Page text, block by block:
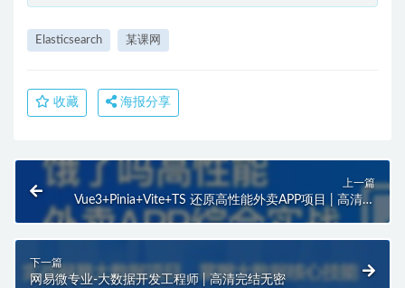
Elasticsearch 某课网
收藏 海报分享
上一篇
Vue3+Pinia+Vite+TS 还原高性能外卖APP项目 | 高清分
下一篇
网易微专业-大数据开发工程师 | 高清完结无密